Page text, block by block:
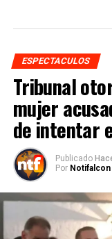
ESPECTACULOS
Tribunal
mujer
de intentar
Publicado
Por Notifalcon